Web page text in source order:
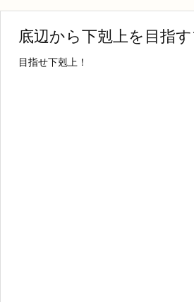
底辺から下剋上を目指
目指せ下剋上！